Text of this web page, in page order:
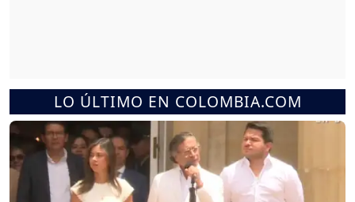
LO ÚLTIMO EN COLOMBIA.COM